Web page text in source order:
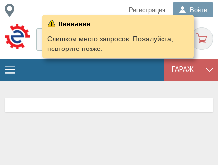
Регистрация Войти
ГАРАЖ
Слишком много запросов. Пожалуйста,
повторите позже.